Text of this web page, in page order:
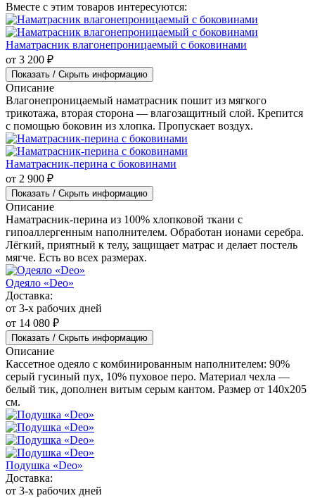
Вместе с этим товаров интересуются:
Наматрасник влагонепроницаемый с боковинами
от 3 200 ₽
Показать / Скрыть информацию
Описание
Влагонепроницаемый наматрасник пошит из мягкого
трикотажа, вторая сторона — влагозащитный слой. Крепится
с помощью боковин из хлопка. Пропускает воздух.
Наматрасник-перина с боковинами
от 2 900 ₽
Показать / Скрыть информацию
Описание
Наматрасник-перина из 100% хлопковой ткани с
гипоаллергенным наполнителем. Обработан ионами серебра.
Лёгкий, приятный к телу, защищает матрас и делает постель
мягче. Есть во всех размерах.
Одеяло «Deo»
Доставка:
от 3-х рабочих дней
от 14 080 ₽
Показать / Скрыть информацию
Описание
Кассетное одеяло с комбинированным наполнителем: 90%
серый гусиный пух, 10% пуховое перо. Материал чехла —
белый тик, дополнен витым серым кантом. Размер от 140x205
см.
Подушка «Deo»
Доставка:
от 3-х рабочих дней